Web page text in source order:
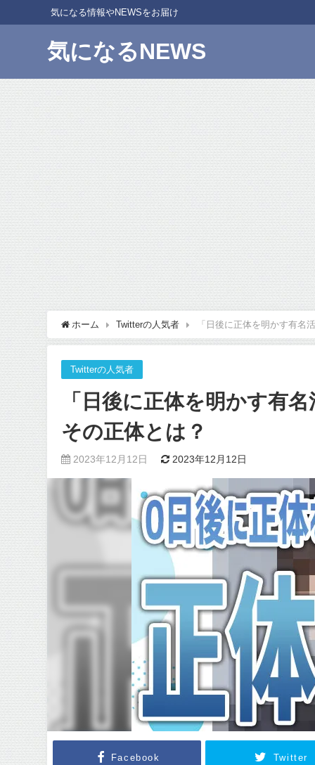
気になる情報やNEWSをお届け
気になるNEWS
ホーム Twitterの人気者 「日後に正体を明かす有名
Twitterの人気者
「日後に正体を明かす有
その正体とは？
2023年12月12日 2023年12月12日
Facebook Twitter